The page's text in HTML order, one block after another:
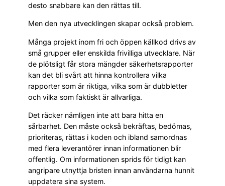
desto snabbare kan den rättas till.
Men den nya utvecklingen skapar också problem.
Många projekt inom fri och öppen källkod drivs av
små grupper eller enskilda frivilliga utvecklare. När
de plötsligt får stora mängder säkerhetsrapporter
kan det bli svårt att hinna kontrollera vilka
rapporter som är riktiga, vilka som är dubbletter
och vilka som faktiskt är allvarliga.
Det räcker nämligen inte att bara hitta en
sårbarhet. Den måste också bekräftas, bedömas,
prioriteras, rättas i koden och ibland samordnas
med flera leverantörer innan informationen blir
offentlig. Om informationen sprids för tidigt kan
angripare utnyttja bristen innan användarna hunnit
uppdatera sina system.